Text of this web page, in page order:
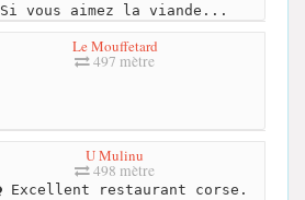
Si vous aimez la viande...
Le Mouffetard
497 mètre
U Mulinu
498 mètre
Excellent restaurant corse.